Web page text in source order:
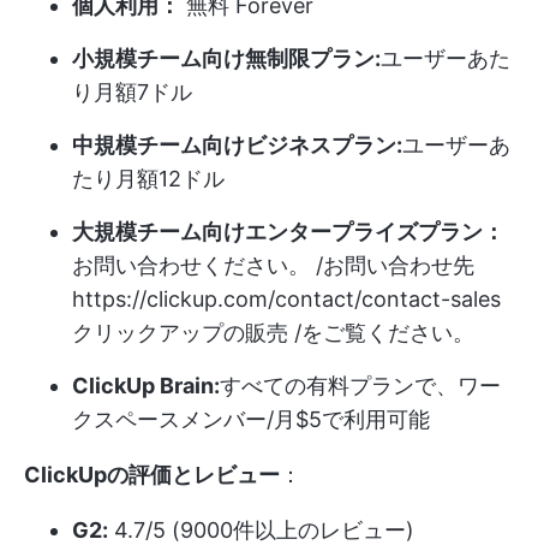
個人利用： 無料 Forever
小規模チーム向け無制限プラン:ユーザーあた
り月額7ドル
中規模チーム向けビジネスプラン:ユーザーあ
たり月額12ドル
大規模チーム向けエンタープライズプラン：
お問い合わせください。 /お問い合わせ先
https://clickup.com/contact/contact-sales
クリックアップの販売 /をご覧ください。
ClickUp Brain:すべての有料プランで、ワー
クスペースメンバー/月$5で利用可能
ClickUpの評価とレビュー ：
G2: 4.7/5 (9000件以上のレビュー)